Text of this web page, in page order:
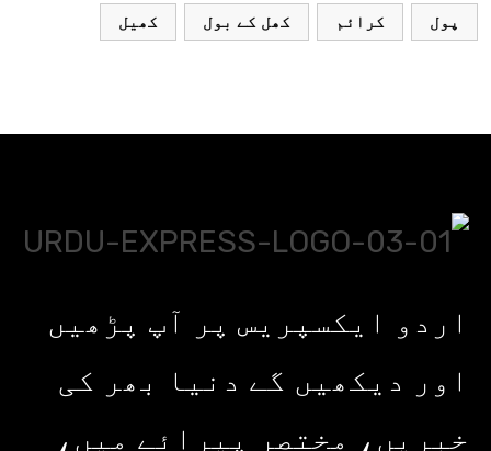
پول کرائم کھل کے بول کھیل
اردو ایکسپریس پر آپ پڑھیں
اور دیکھیں گے دنیا بھر کی
خبریں، مختصر پیرائے میں،